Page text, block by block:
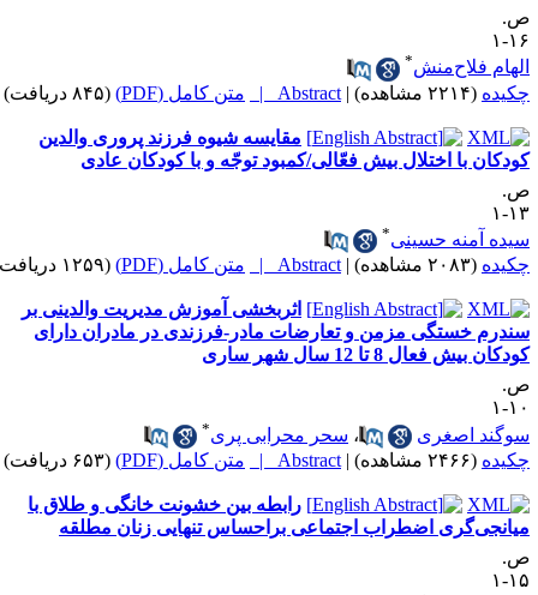
۱
فلاح‌منش*
(۲۲۱۴ مشاهده) |
Abstract | متن کامل (PDF) (۸۴۵ دریافت)
مقایسه شیوه فرزند پروری والدین
با اختلال بیش فعّالی/کمبود توجّه و با کودکان عادی
۱
آمنه حسینی
(۲۰۸۳ مشاهده) |
Abstract | متن کامل (PDF) (۱۲۵۹ دریافت)
اثربخشی آموزش مدیریت والدینی بر
خستگی مزمن و تعارضات مادر-فرزندی در مادران دارای
بیش فعال 8 تا 12 سال شهر ساری
۱
اصغری
،سحر محرابی پری
(۲۴۶۶ مشاهده) |
Abstract | متن کامل (PDF) (۶۵۳ دریافت)
رابطه بین خشونت خانگی و طلاق با
اضطراب اجتماعی براحساس تنهایی زنان مطلقه
۱